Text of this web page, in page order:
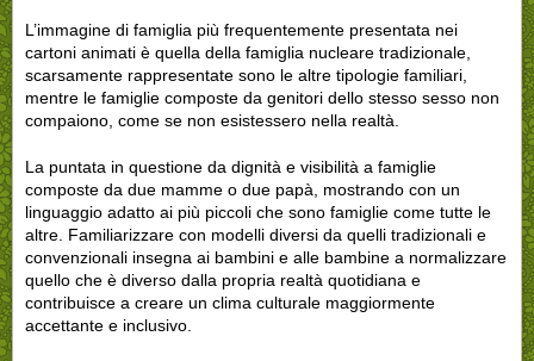
L’immagine di famiglia più frequentemente presentata nei
cartoni animati è quella della famiglia nucleare tradizionale,
scarsamente rappresentate sono le altre tipologie familiari,
mentre le famiglie composte da genitori dello stesso sesso non
compaiono, come se non esistessero nella realtà.
La puntata in questione da dignità e visibilità a famiglie
composte da due mamme o due papà, mostrando con un
linguaggio adatto ai più piccoli che sono famiglie come tutte le
altre. Familiarizzare con modelli diversi da quelli tradizionali e
convenzionali insegna ai bambini e alle bambine a normalizzare
quello che è diverso dalla propria realtà quotidiana e
contribuisce a creare un clima culturale maggiormente
accettante e inclusivo.